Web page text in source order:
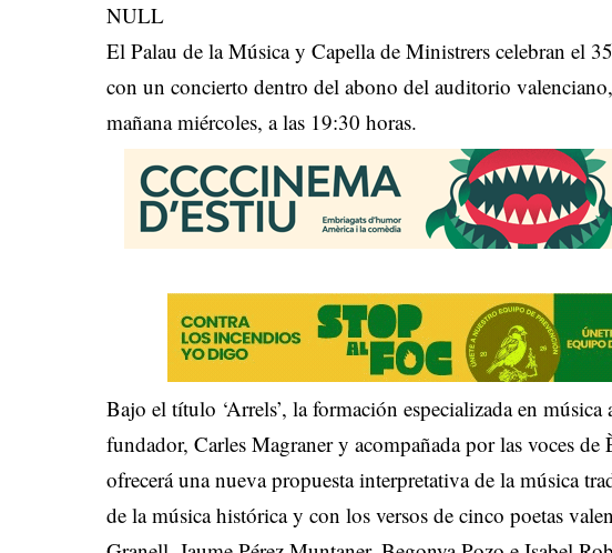
NULL
El Palau de la Música y Capella de Ministrers celebran el
con un concierto dentro del abono del auditorio
mañana miércoles, a las 19:30 horas.
Bajo el título ‘Arrels’, la formación especializada en
fundador, Carles Magraner y acompañada por las voces de
ofrecerá una nueva propuesta interpretativa de la música
de la música histórica y con los versos de cinco poetas